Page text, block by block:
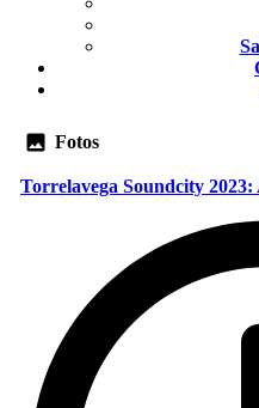
Fotos
Torrelavega Soundcity